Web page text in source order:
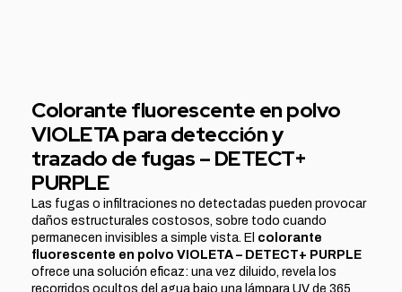
Colorante fluorescente en polvo
VIOLETA para detección y
trazado de fugas – DETECT+
PURPLE
Las fugas o infiltraciones no detectadas pueden provocar
daños estructurales costosos, sobre todo cuando
permanecen invisibles a simple vista. El colorante
fluorescente en polvo VIOLETA – DETECT+ PURPLE
ofrece una solución eficaz: una vez diluido, revela los
recorridos ocultos del agua bajo una lámpara UV de 365